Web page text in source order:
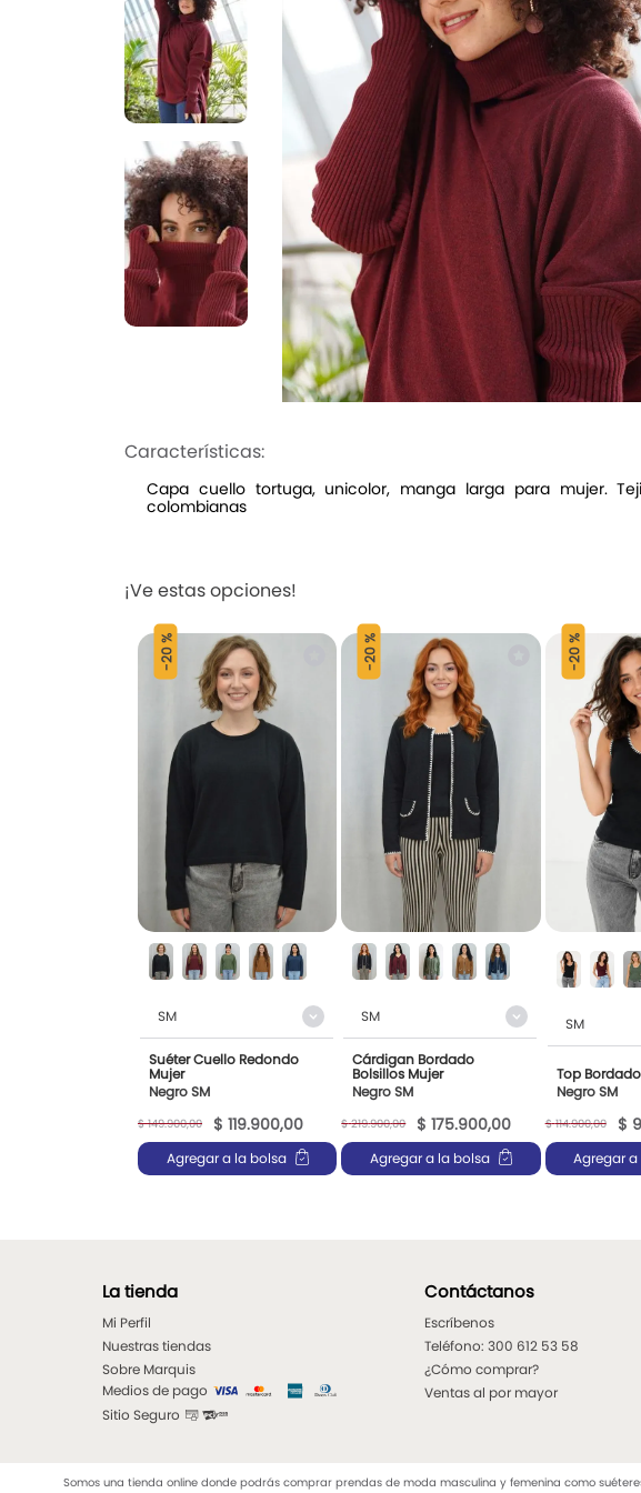
Características:
Capa cuello tortuga, unicolor, manga larga para mujer.
colombianas
¡Ve estas opciones!
-
20 %
SM
Suéter Cuello Redondo
Mujer
Negro SM
$ 149.900,00 $ 119.900,00
Agregar a la bolsa
-
20 %
SM
Cárdigan Bordado
Bolsillos Mujer
Negro SM
$ 219.900,00 $ 175.900,00
Agregar a la bolsa
-
20 %
SM
Top
Negro SM
$ 114.900,00 $
Agregar
La tienda
Mi Perfil
Nuestras tiendas
Sobre Marquis
Medios de pago
Sitio Seguro
Contáctanos
Escríbenos
Teléfono: 300 612 53 58
¿Cómo comprar?
Ventas al por mayor
Somos una tienda online donde podrás comprar prendas de moda masculina y femenina como